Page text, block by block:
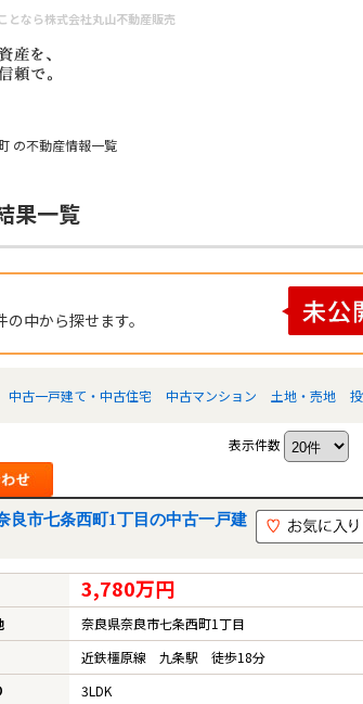
となら株式会社丸山不動産販売
の不動産情報一覧
果一覧
の中から探せます。
中古一戸建て・中古住宅 中古マンション 土地・売地
表示件数
市七条西町1丁目の中古一戸建
3,780万円
奈良県奈良市七条西町1丁目
近鉄橿原線 九条駅 徒歩18分
3LDK